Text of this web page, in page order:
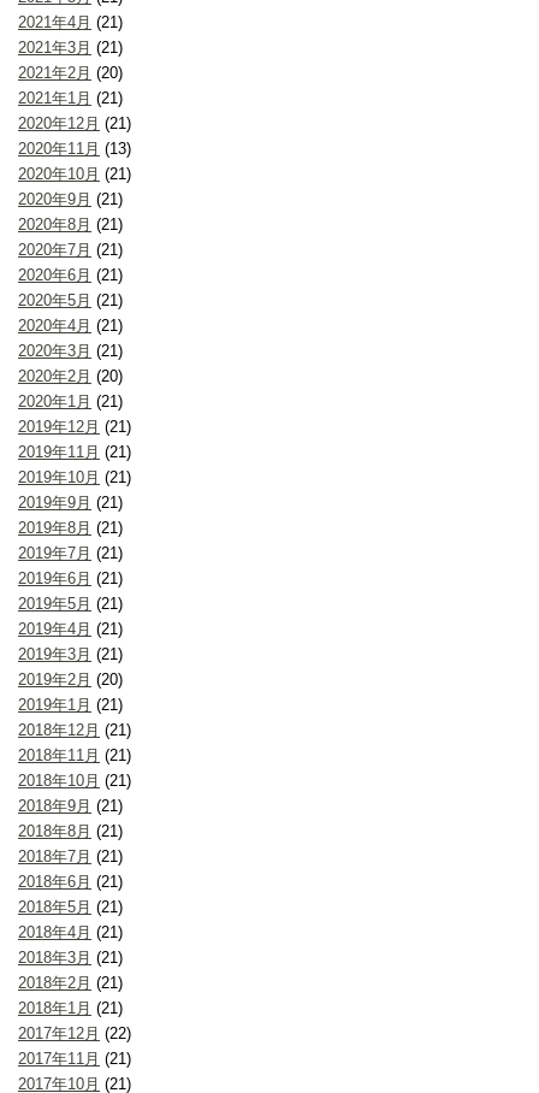
2021年4月 (21)
2021年3月 (21)
2021年2月 (20)
2021年1月 (21)
2020年12月 (21)
2020年11月 (13)
2020年10月 (21)
2020年9月 (21)
2020年8月 (21)
2020年7月 (21)
2020年6月 (21)
2020年5月 (21)
2020年4月 (21)
2020年3月 (21)
2020年2月 (20)
2020年1月 (21)
2019年12月 (21)
2019年11月 (21)
2019年10月 (21)
2019年9月 (21)
2019年8月 (21)
2019年7月 (21)
2019年6月 (21)
2019年5月 (21)
2019年4月 (21)
2019年3月 (21)
2019年2月 (20)
2019年1月 (21)
2018年12月 (21)
2018年11月 (21)
2018年10月 (21)
2018年9月 (21)
2018年8月 (21)
2018年7月 (21)
2018年6月 (21)
2018年5月 (21)
2018年4月 (21)
2018年3月 (21)
2018年2月 (21)
2018年1月 (21)
2017年12月 (22)
2017年11月 (21)
2017年10月 (21)